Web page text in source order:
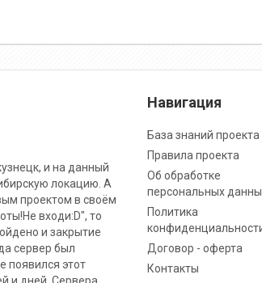
и на данный
локацию. А
проектом в своём
входи:D", то
и закрытие
сервер был
появился этот
Навигация
База знаний проекта
Правила проекта
Об обработке
персональных
Политика
Договор - оферта
Контакты